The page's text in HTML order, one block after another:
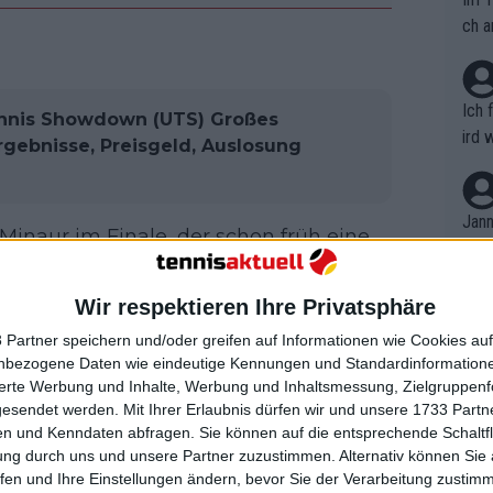
Wir respektieren Ihre Privatsphäre
Partner speichern und/oder greifen auf Informationen wie Cookies
Daten wie eindeutige Kennungen und
Werbung und Inhalte, Werbung und Inhaltsmessung,
werden. Mit Ihrer Erlaubnis dürfen wir und unsere 1733
und Kenndaten abfragen. Sie können auf die entsprechende
durch uns und unsere Partner zuzustimmen. Alternativ können Sie
und Ihre Einstellungen ändern, bevor Sie der Verarbeitung
Showdown (UTS) Großes
Preisgeld, Auslosung
im Finale, der schon früh eine
mit 13:8 unterlag, und der von
mit 16:10 mit einem noch größeren
hatte er seine Gruppe mit drei
ihn somit zweimal im Turnier
Finale und verlor gegen Jack Draper,
ist.
ch
Ich
ird
r in
em
t,
B.
on
n
nt.